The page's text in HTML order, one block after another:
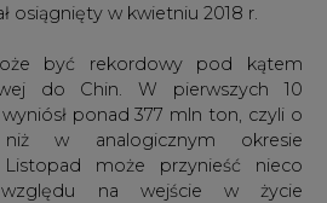
osiągnięty w kwietniu 2018 r.
być rekordowy pod kątem
do Chin. W pierwszych 10
ponad 377 mln ton, czyli o
w analogicznym okresie
może przynieść nieco
na wejście w życie